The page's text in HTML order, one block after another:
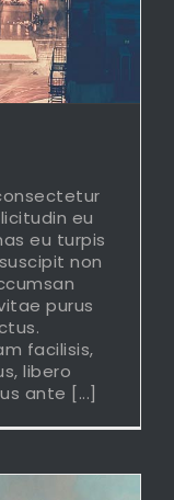
eu
eu turpis
non
purus
facilisis,
libero
ante [...]